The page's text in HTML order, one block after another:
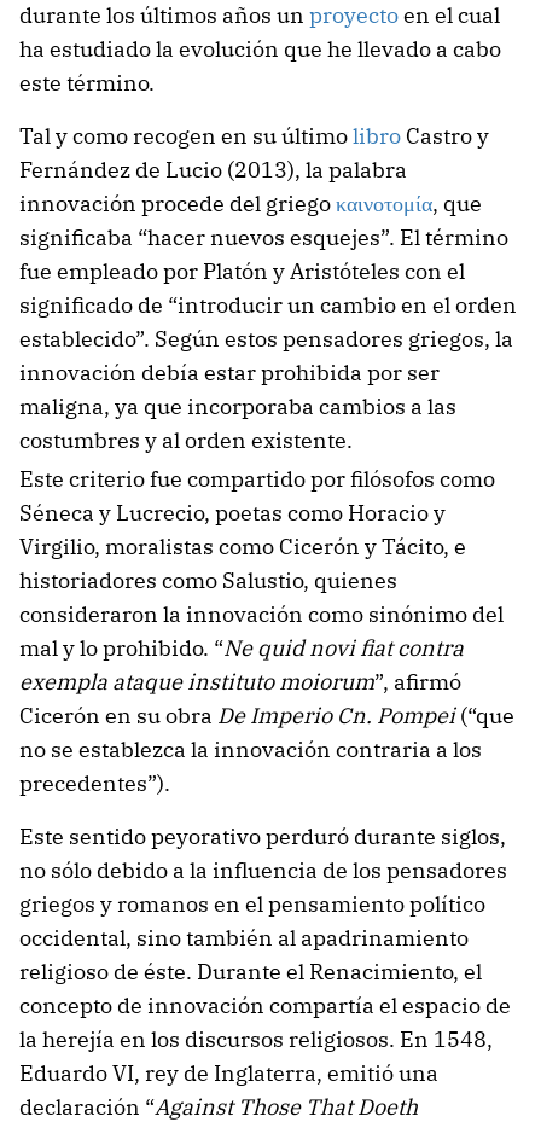
durante los últimos años un proyectoen el cual
ha estudiado la evolución que he llevado a cabo
este término.
Tal y como recogen en su últimolibro Castro y
Fernández de Lucio (2013), la palabra
innovación procede del griegoκαινοτομία, que
significaba “hacer nuevos esquejes”. El término
fue empleado por Platón y Aristóteles con el
significado de “introducir un cambio en el orden
establecido”. Según estos pensadores griegos, la
innovación debía estar prohibida por ser
maligna, ya que incorporaba cambios a las
costumbres y al orden existente.
Este criterio fue compartido por filósofos como
Séneca y Lucrecio, poetas como Horacio y
Virgilio, moralistas como Cicerón y Tácito, e
historiadores como Salustio, quienes
consideraron la innovación como sinónimo del
mal y lo prohibido. “Ne quid novi fiat contra
exempla ataque instituto moiorum”, afirmó
Cicerón en su obra De Imperio Cn. Pompei(“que
no se establezca la innovación contraria a los
precedentes”).
Este sentido peyorativo perduró durante siglos,
no sólo debido a la influencia de los pensadores
griegos y romanos en el pensamiento político
occidental, sino también al apadrinamiento
religioso de éste. Durante el Renacimiento, el
concepto de innovación compartía el espacio de
la herejía en los discursos religiosos. En 1548,
Eduardo VI, rey de Inglaterra, emitió una
declaración “Against Those That Doeth